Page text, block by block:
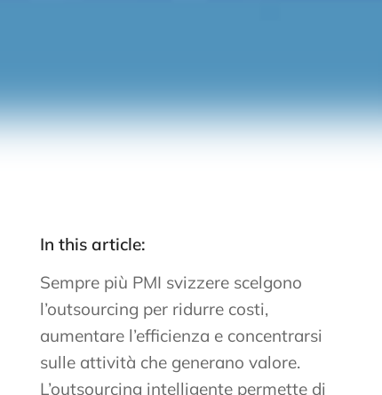
In this article:
Sempre più PMI svizzere scelgono
l’outsourcing per ridurre costi,
aumentare l’efficienza e concentrarsi
sulle attività che generano valore.
L’outsourcing intelligente permette di